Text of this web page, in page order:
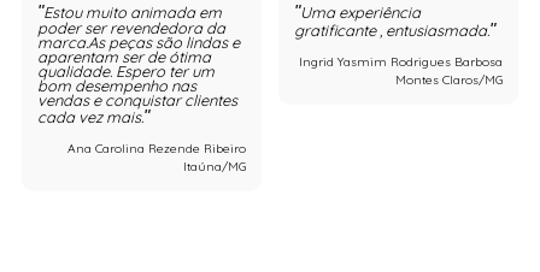
Estou muito animada em
poder ser revendedora da
marca.As peças são lindas e
aparentam ser de ótima
qualidade. Espero ter um
bom desempenho nas
vendas e conquistar clientes
cada vez mais.
Ana Carolina Rezende Ribeiro
Itaúna/MG
Uma experiência
gratificante , entusiasmada.
Ingrid Yasmim Rodrigues Barbosa
Montes Claros/MG